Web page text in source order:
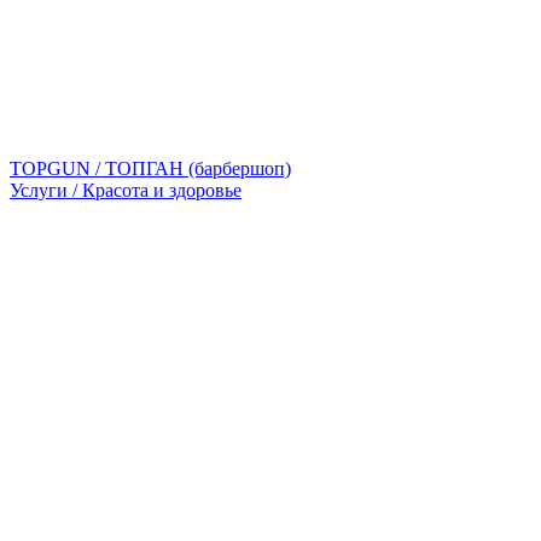
TOPGUN / ТОПГАН (барбершоп)
Услуги / Красота и здоровье